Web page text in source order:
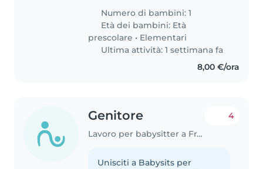
Numero di bambini: 1
Età dei bambini: Età
prescolare • Elementari
Ultima attività: 1 settimana fa
8,00 €/ora
Genitore
Lavoro per babysitter a Francavilla al Mare
4
Unisciti a Babysits per